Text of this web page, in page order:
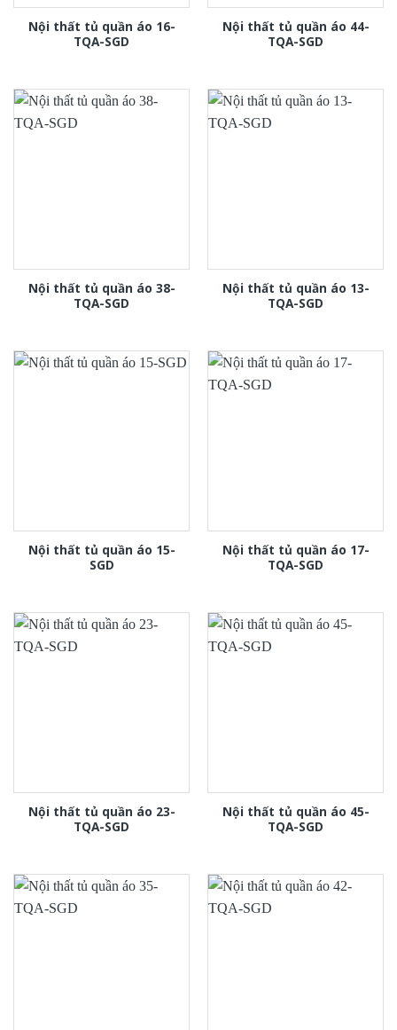
Nội thất tủ quần áo 16-
TQA-SGD
Nội thất tủ quần áo 44-
TQA-SGD
Nội thất tủ quần áo 38-
TQA-SGD
Nội thất tủ quần áo 13-
TQA-SGD
Nội thất tủ quần áo 15-
SGD
Nội thất tủ quần áo 17-
TQA-SGD
Nội thất tủ quần áo 23-
TQA-SGD
Nội thất tủ quần áo 45-
TQA-SGD